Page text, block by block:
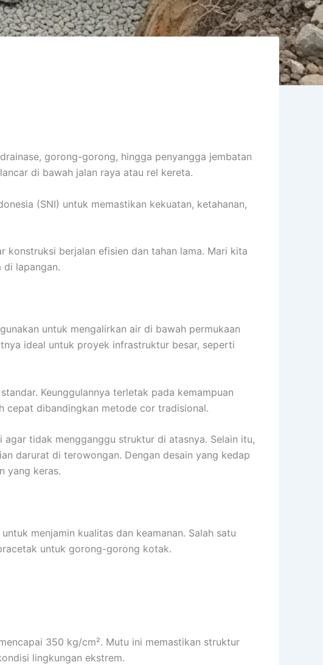
gorong-gorong, hingga penyangga jembatan
di bawah jalan raya atau rel kereta.
(SNI) untuk memastikan kekuatan, ketahanan,
konstruksi berjalan efisien dan tahan lama. Mari kita
di lapangan.
untuk mengalirkan air di bawah permukaan
ideal untuk proyek infrastruktur besar, seperti
Keunggulannya terletak pada kemampuan
cepat dibandingkan metode cor tradisional.
tidak mengganggu struktur di atasnya. Selain itu,
darurat di terowongan. Dengan desain yang kedap
yang keras.
menjamin kualitas dan keamanan. Salah satu
untuk gorong-gorong kotak.
350 kg/cm². Mutu ini memastikan struktur
lingkungan ekstrem.